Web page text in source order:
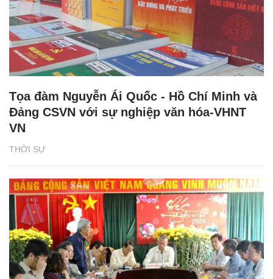
THỜI SỰ
Tọa đàm Nguyễn Ái Quốc - Hồ Chí Minh và
Đảng CSVN với sự nghiệp văn hóa-VHNT
VN